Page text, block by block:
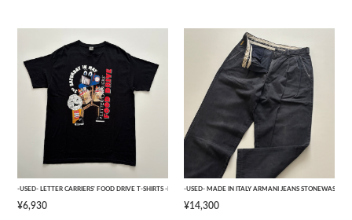
-USED- LETTER CARRIERS' FOOD DRIVE T-SHIRTS -BLACK- [L]
¥6,930
-USED- MADE IN ITALY ARMANI JEANS
¥14,300